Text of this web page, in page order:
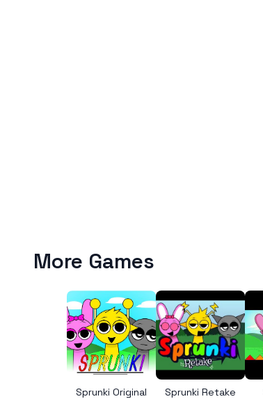
More Games
Sprunki Original Sprunki Retake